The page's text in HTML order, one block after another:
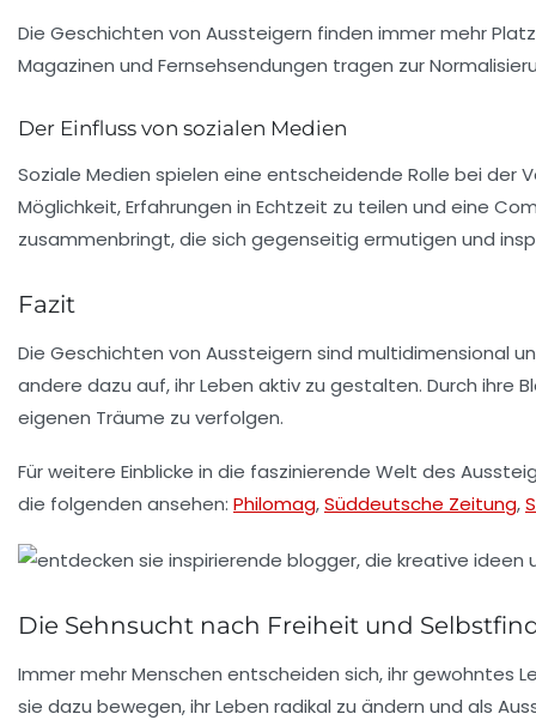
Die Geschichten von Aussteigern finden immer mehr
Magazinen und Fernsehsendungen tragen zur
Der Einfluss von sozialen Medien
Soziale Medien spielen eine entscheidende Rolle bei
Möglichkeit, Erfahrungen in Echtzeit zu teilen und eine
zusammenbringt, die sich gegenseitig ermutigen und
Fazit
Die Geschichten von Aussteigern sind multidimensional
andere dazu auf, ihr Leben aktiv zu gestalten. Durch ihre
eigenen Träume zu verfolgen.
Für weitere Einblicke in die faszinierende Welt des
die folgenden ansehen: Philomag,Süddeutsche Zeitung,
Die Sehnsucht nach Freiheit und
Immer mehr Menschen entscheiden sich, ihr gewohntes
sie dazu bewegen, ihr Leben radikal zu ändern und als